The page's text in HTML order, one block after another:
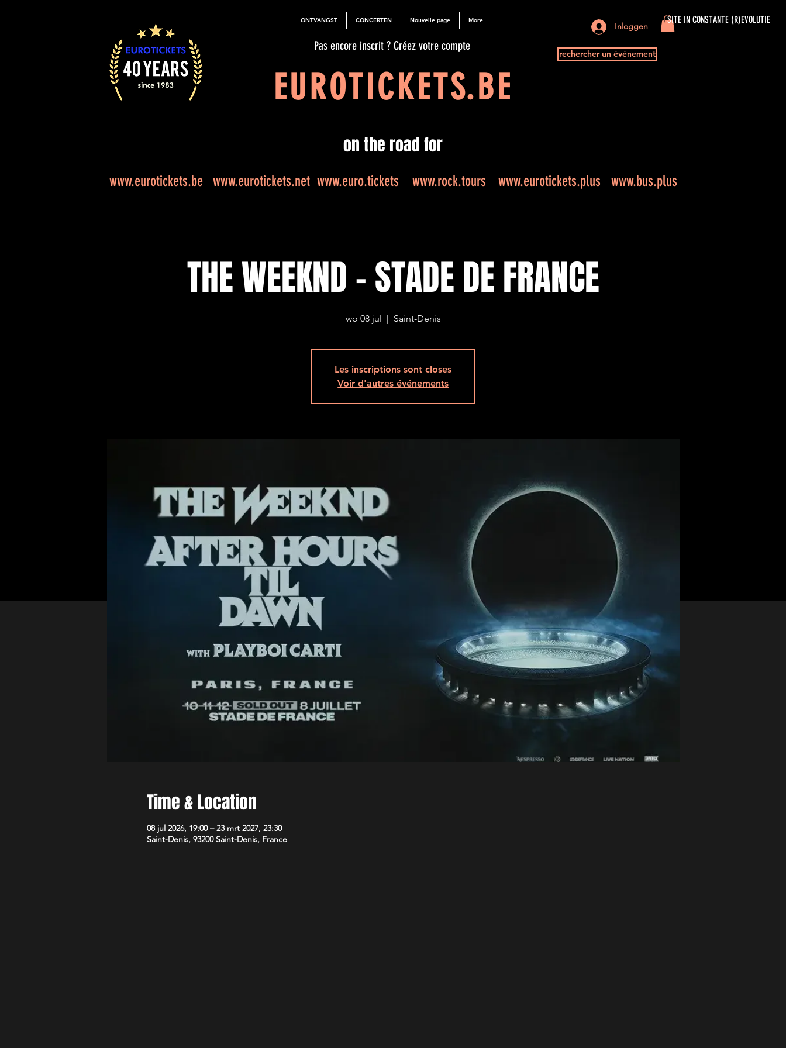
ONTVANGST CONCERTEN Nouvelle page More SITE IN CONSTANTE (R)EVOLUTIE
Pas encore inscrit ? Créez votre compte
EUROTICKETS.BE
Inloggen
rechercher un événement
on the road for
www.eurotickets.be www.eurotickets.net www.euro.tickets www.rock.tours www.eurotickets.plus www.bus.plus
THE WEEKND - STADE DE FRANCE
wo 08 jul
  |
Saint-Denis
Les inscriptions sont closes
Voir d'autres événements
Time & Location
08 jul 2026, 19:00 – 23 mrt 2027, 23:30
Saint-Denis, 93200 Saint-Denis, France